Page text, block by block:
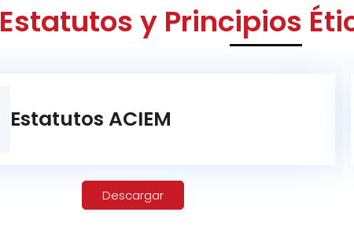
Estatutos y Principios
Estatutos ACIEM
Descargar